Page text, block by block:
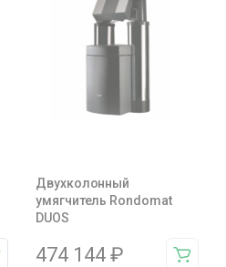
Двухколонный
умягчитель Rondomat
DUOS
474 144 ₽